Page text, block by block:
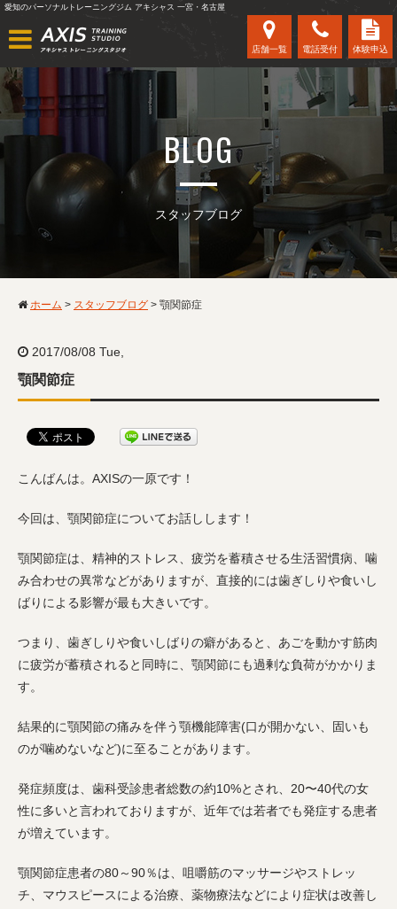
愛知のパーソナルトレーニングジム アキシャス 一宮・名古屋
店舗一覧 電話受付 体験申込
BLOG
スタッフブログ
ホーム > スタッフブログ > 顎関節症
2017/08/08 Tue,
顎関節症
こんばんは。AXISの一原です！
今回は、顎関節症についてお話しします！
顎関節症は、精神的ストレス、疲労を蓄積させる生活習慣病、噛
み合わせの異常などがありますが、直接的には歯ぎしりや食いし
ばりによる影響が最も大きいです。
つまり、歯ぎしりや食いしばりの癖があると、あごを動かす筋肉
に疲労が蓄積されると同時に、顎関節にも過剰な負荷がかかりま
す。
結果的に顎関節の痛みを伴う顎機能障害(口が開かない、固いも
のが噛めないなど)に至ることがあります。
発症頻度は、歯科受診患者総数の約10%とされ、20〜40代の女
性に多いと言われておりますが、近年では若者でも発症する患者
が増えています。
顎関節症患者の80～90％は、咀嚼筋のマッサージやストレッ
チ、マウスピースによる治療、薬物療法などにより症状は改善し